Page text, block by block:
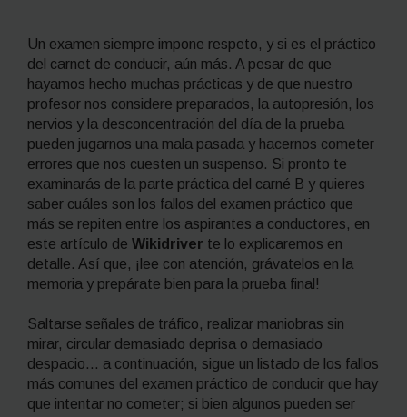
Un examen siempre impone respeto, y si es el práctico
del carnet de conducir, aún más. A pesar de que
hayamos hecho muchas prácticas y de que nuestro
profesor nos considere preparados, la autopresión, los
nervios y la desconcentración del día de la prueba
pueden jugarnos una mala pasada y hacernos cometer
errores que nos cuesten un suspenso. Si pronto te
examinarás de la parte práctica del carné B y quieres
saber cuáles son los fallos del examen práctico que
más se repiten entre los aspirantes a conductores, en
este artículo de Wikidriver te lo explicaremos en
detalle. Así que, ¡lee con atención, grávatelos en la
memoria y prepárate bien para la prueba final!
Saltarse señales de tráfico, realizar maniobras sin
mirar, circular demasiado deprisa o demasiado
despacio… a continuación, sigue un listado de los fallos
más comunes del examen práctico de conducir que hay
que intentar no cometer; si bien algunos pueden ser